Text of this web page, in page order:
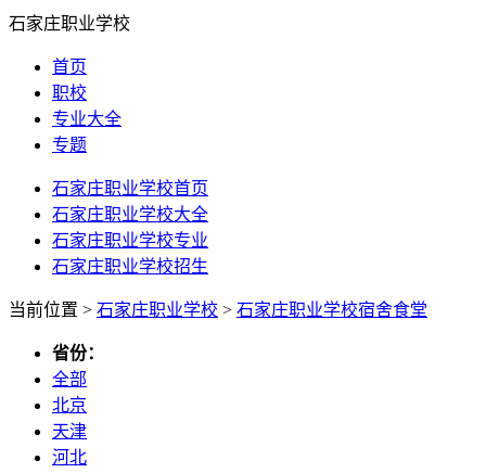
石家庄职业学校
首页
职校
专业大全
专题
石家庄职业学校首页
石家庄职业学校大全
石家庄职业学校专业
石家庄职业学校招生
当前位置 > 石家庄职业学校 > 石家庄职业学校宿舍食堂
省份：
全部
北京
天津
河北